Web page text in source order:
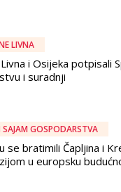
LIVNA
i Osijeka potpisali
i suradnji
GOSPODARSTVA
se bratimili Čapljina i
u europsku